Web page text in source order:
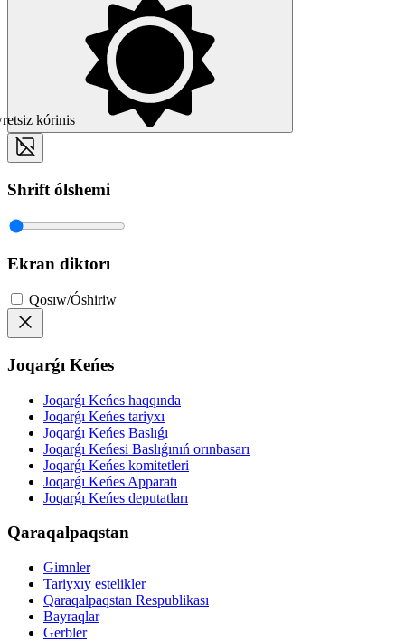
kórinis
Shrift ólshemi
Ekran diktorı
Qosıw/Óshiriw
Joqarǵı Keńes
Joqarǵı Keńes haqqında
Joqarǵı Keńes tariyxı
Joqarǵı Keńes Baslıǵı
Joqarǵı Keńesi Baslıǵınıń orınbasarı
Joqarǵı Keńes komitetleri
Joqarǵı Keńes Apparatı
Joqarǵı Keńes deputatları
Qaraqalpaqstan
Gimnler
Tariyxıy estelikler
Qaraqalpaqstan Respublikası
Bayraqlar
Gerbler